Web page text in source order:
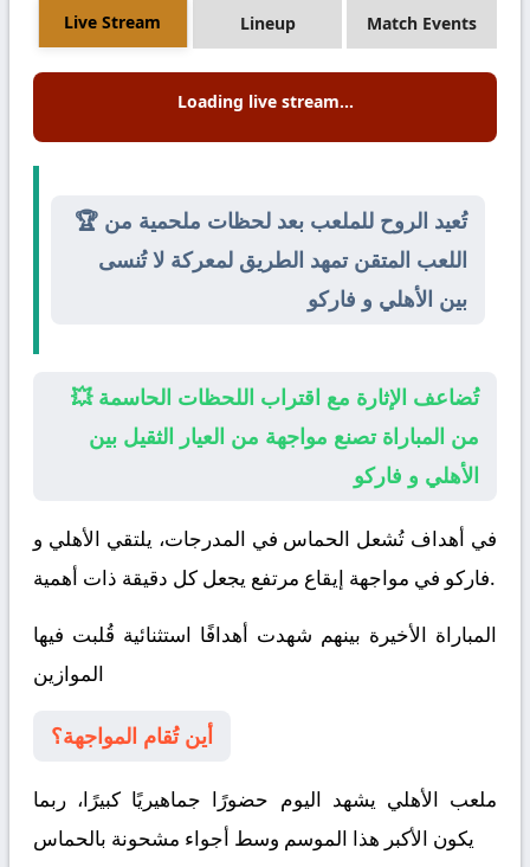
Live Stream Lineup Match Events
Loading live stream...
🏆 تُعيد الروح للملعب بعد لحظات ملحمية من
اللعب المتقن تمهد الطريق لمعركة لا تُنسى
بين الأهلي و فاركو
💥 تُضاعف الإثارة مع اقتراب اللحظات الحاسمة
من المباراة تصنع مواجهة من العيار الثقيل بين
الأهلي و فاركو
في أهداف تُشعل الحماس في المدرجات، يلتقي الأهلي و
فاركوفي مواجهة إيقاع مرتفع يجعل كل دقيقة ذات أهمية.
المباراة الأخيرة بينهم شهدت أهدافًا استثنائية قُلبت فيها
الموازين
أين تُقام المواجهة؟
ملعب الأهلي يشهد اليوم حضورًا جماهيريًا كبيرًا، ربما
يكون الأكبر هذا الموسم وسط أجواء مشحونة بالحماس